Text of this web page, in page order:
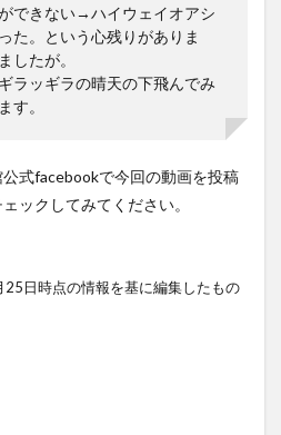
できない→ハイウェイオアシ
た。という心残りがありま
したが。
ラッギラの晴天の下飛んでみ
す。
式facebookで今回の動画を投稿
ックしてみてください。
日時点の情報を基に編集したもの